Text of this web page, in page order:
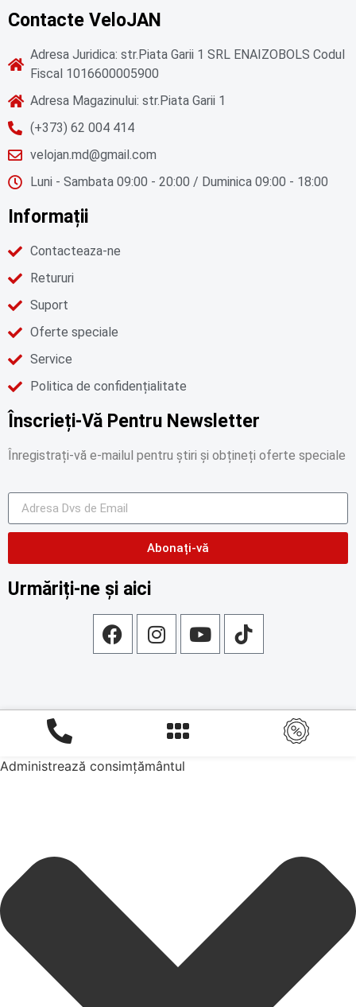
Contacte VeloJAN
Adresa Juridica: str.Piata Garii 1 SRL ENAIZOBOLS Codul
Fiscal 1016600005900
Adresa Magazinului: str.Piata Garii 1
(+373) 62 004 414
velojan.md@gmail.com
Luni - Sambata 09:00 - 20:00 / Duminica 09:00 - 18:00
Informații
Contacteaza-ne
Retururi
Suport
Oferte speciale
Service
Politica de confidențialitate
Înscrieți-Vă Pentru Newsletter
Înregistrați-vă e-mailul pentru știri și obțineți oferte speciale
Abonați-vă
Urmăriți-ne și aici
Administrează consimțământul